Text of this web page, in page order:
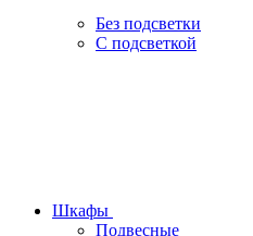
Без подсветки
С подсветкой
Шкафы
Подвесные